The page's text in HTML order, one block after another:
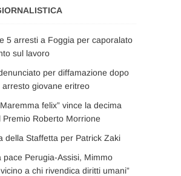
5 arresti a Foggia per caporalato
sul lavoro
per diffamazione dopo
arresto giovane eritreo
felix” vince la decima
Premio Roberto Morrione
della Staffetta per Patrick Zaki
pace Perugia-Assisi, Mimmo
a chi rivendica diritti umani”